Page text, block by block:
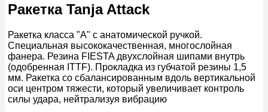
Ракетка Tanja Attack
Ракетка класса "A" с анатомической ручкой.
Специальная высококачественная, многослойная
фанера. Резина FIESTA двухслойная шипами внутрь
(одобренная ITTF). Прокладка из губчатой резины 1,5
мм. Ракетка со сбалансированным вдоль вертикальной
оси центром тяжести, который увеличивает контроль
силы удара, нейтрализуя вибрацию